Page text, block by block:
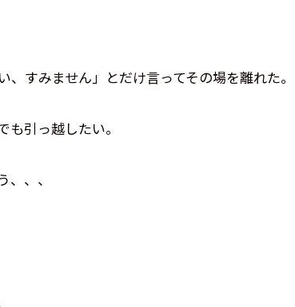
すみません」とだけ言ってその場を離れた。
引っ越したい。
、、